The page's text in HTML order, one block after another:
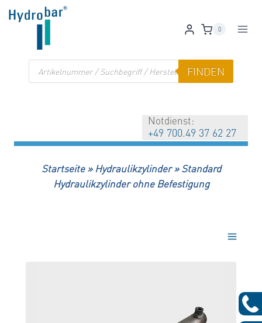
Zum
Inhalt
0
Products
search
FINDEN
Notdienst:
+49 700.49 37 62 27
Startseite» Hydraulikzylinder»Standard
Hydraulikzylinder ohne Befestigung